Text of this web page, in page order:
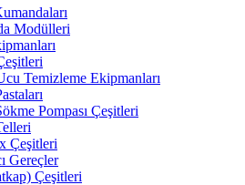
Modülleri
Temizleme Ekipmanları
Pompası Çeşitleri
Çeşitleri
Gereçler
Çeşitleri